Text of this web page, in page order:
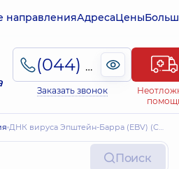
направленияАдресаЦены
(044) 495-2-888
Заказать звонок
ДНК вируса Эпштейн-Барра (EBV) (CISH)
Поиск